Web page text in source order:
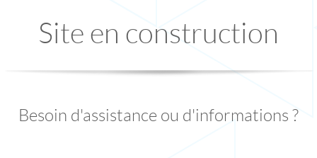
Site en construction
Besoin d'assistance ou d'informations ?